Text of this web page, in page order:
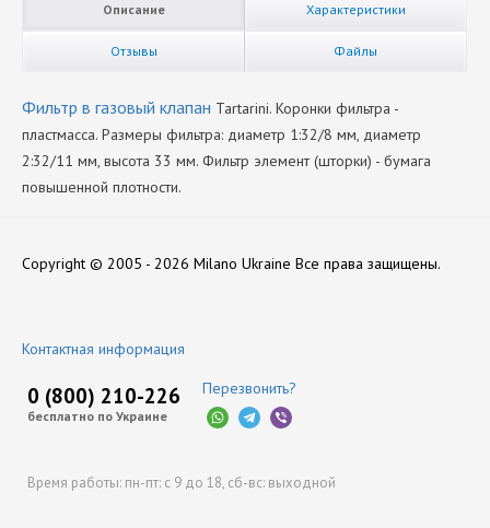
Описание Характеристики
Отзывы Файлы
Фильтр в газовый клапан Tartarini. Коронки фильтра -
пластмасса. Размеры фильтра: диаметр 1:32/8 мм, диаметр
2:32/11 мм, высота 33 мм. Фильтр элемент (шторки) - бумага
повышенной плотности.
Copyright © 2005 - 2026 Milano Ukraine Все права защищены.
Контактная информация
0 (800) 210-226
бесплатно по Украине
Перезвонить?
Время работы: пн-пт: с 9 до 18, сб-вс: выходной